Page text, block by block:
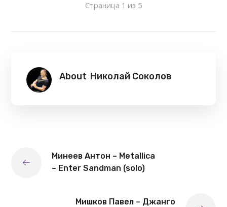
Страница 1 из 5
About Николай Соколов
Минеев Антон – Metallica
– Enter Sandman (solo)
Мишков Павел – Джанго